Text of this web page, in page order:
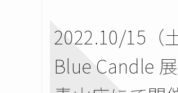
2022.10/15（
Blue Candle 展